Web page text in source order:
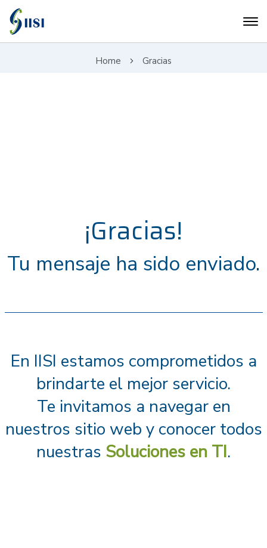
Home Gracias
¡Gracias!
Tu mensaje ha sido enviado.
En IISI estamos comprometidos a
brindarte el mejor servicio.
Te invitamos a navegar en
nuestros sitio web y conocer todos
nuestras Soluciones en TI.